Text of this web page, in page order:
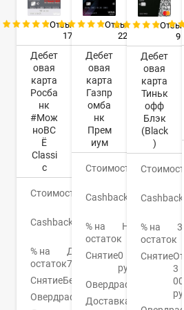
Отзывы:
17
Дебет
овая
карта
Росба
нк
#Мож
ноВС
Ё
Classi
c
Стоимость
Cashback
До
10%
% на
остаток
До
7%
СнятиеБесплатно
Овердрафт
Нет
Отзывы:
22
Дебет
овая
карта
Газпр
омба
нк
Прем
иум
Стоимость
Cashback
До
% на
остаток
Нет
Снятие0
руб.
Овердрафт
Доставка
9
Дебет
овая
карта
Тиньк
офф
Блэк
(Black
)
Стоимость
Cashback
% на
остаток
СнятиеОт
3
000